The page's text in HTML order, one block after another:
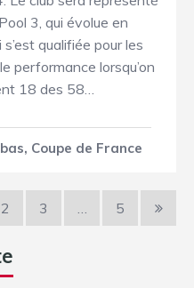
3, qui évolue en
qualifiée pour les
performance lorsqu’on
18 des 58…
, Coupe de France
2 3 … 5